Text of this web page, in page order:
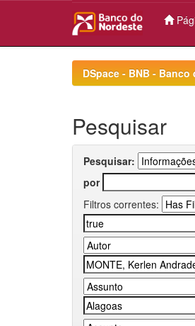
DSpace - BNB -
Pesquisar
Pesquisar:
por
Filtros correntes: